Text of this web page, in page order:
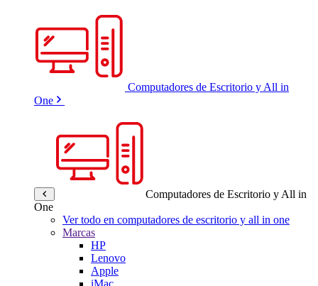
Computadores de Escritorio y All in
One
Computadores de Escritorio y All in
One
Ver todo en computadores de escritorio y all in one
Marcas
HP
Lenovo
Apple
iMac